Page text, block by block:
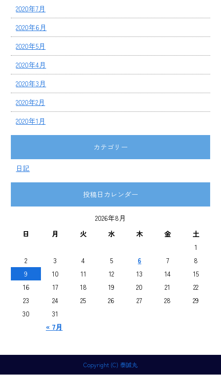
2020年7月
2020年6月
2020年5月
2020年4月
2020年3月
2020年2月
2020年1月
カテゴリー
日記
投稿日カレンダー
2026年8月
日
月 火 水 木 金 土
« 7月
1
2
3 4 5 6 7
8
9
10 11 12 13 14
15
16
17 18 19 20 21
22
23
24 25 26 27 28
29
30
31
Copyright (C) 泰誠丸